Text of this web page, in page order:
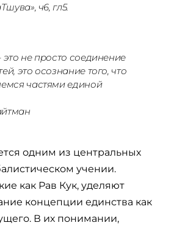
ч6, гл5.
это не просто соединение
это осознание того, что
частями единой
одним из центральных
учении.
как Рав Кук, уделяют
концепции единства как
В их понимании,